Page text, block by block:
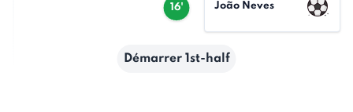
16' João Neves
Démarrer 1st-half